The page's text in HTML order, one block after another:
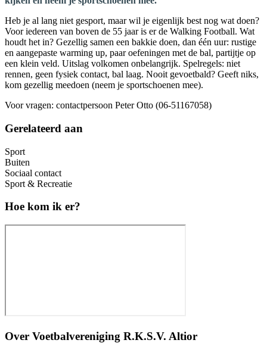
Heb je al lang niet gesport, maar wil je eigenlijk best nog wat doen?
Voor iedereen van boven de 55 jaar is er de Walking Football. Wat
houdt het in? Gezellig samen een bakkie doen, dan één uur: rustige
en aangepaste warming up, paar oefeningen met de bal, partijtje op
een klein veld. Uitslag volkomen onbelangrijk. Spelregels: niet
rennen, geen fysiek contact, bal laag. Nooit gevoetbald? Geeft niks,
kom gezellig meedoen (neem je sportschoenen mee).
Voor vragen: contactpersoon Peter Otto (06-51167058)
Gerelateerd aan
Sport
Buiten
Sociaal contact
Sport & Recreatie
Hoe kom ik er?
Over Voetbalvereniging R.K.S.V. Altior